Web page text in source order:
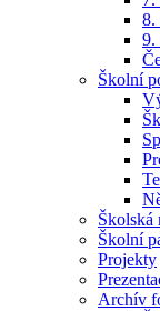
8.
9.
Školní
Školská
Školní
Projekty
Archív